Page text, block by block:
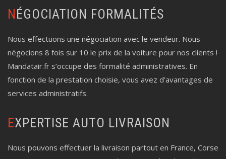
NÉGOCIATION FORMALITÉS
Nous effectuons une négociation avec le vendeur. Nous
négocions 8 fois sur 10 le prix de la voiture pour nos clients !
Mandatair.fr s’occupe des formalité administratives. En
fonction de la prestation choisie, vous avez d’avantages de
services administratifs.
EXPERTISE AUTO LIVRAISON
Nous pouvons effectuer la livraison partout en France, Corse